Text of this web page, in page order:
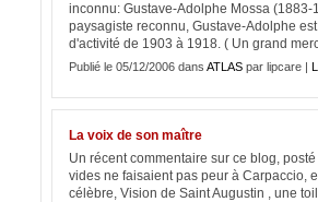
inconnu: Gustave-Adolphe Mossa
paysagiste reconnu, Gustave-Adolphe
d'activité de 1903 à 1918. ( Un grand
Publié le 05/12/2006 dans ATLAS par lipcare |
La voix de son maître
Un récent commentaire sur ce blog,
vides ne faisaient pas peur à Carpaccio,
célèbre, Vision de Saint Augustin , une